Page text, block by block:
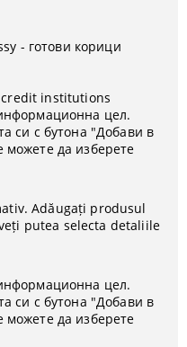
- готови корици
institutions
цел.
си с бутона "Добави в
да изберете
Adăugați produsul
putea selecta detaliile
цел.
си с бутона "Добави в
да изберете